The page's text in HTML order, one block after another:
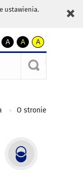
ustawienia.
A
kontrast
czarnym
A
kontrast
żółty
tekst
czarnym
A
kontrast
czarny
tekst
żółtym
O stronie